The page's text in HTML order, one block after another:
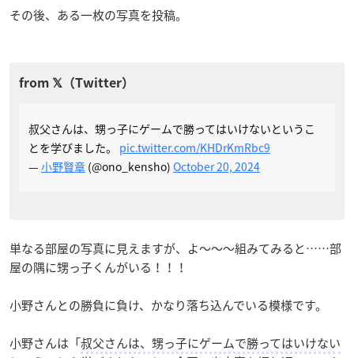
その後、ある一枚の写真を投稿。
叔父さんは、甥っ子にゲームで勝ってはいけないというこ
とを学びました。 pic.twitter.com/KHDrKmRbc9
— 小野賢章 (@ono_kensho) October 20, 2024
単なる部屋の写真に見えますが、よ〜〜〜組みてみると……部
屋の隅に甥っ子くんがいる！！！
小野さんとの勝負に負け、かなり落ち込んでいる模様です。
小野さんは「叔父さんは、甥っ子にゲームで勝ってはいけない